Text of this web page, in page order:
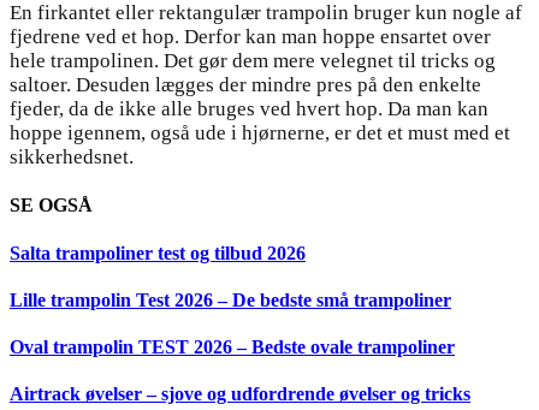
En firkantet eller rektangulær trampolin bruger kun nogle af
fjedrene ved et hop. Derfor kan man hoppe ensartet over
hele trampolinen. Det gør dem mere velegnet til tricks og
saltoer. Desuden lægges der mindre pres på den enkelte
fjeder, da de ikke alle bruges ved hvert hop. Da man kan
hoppe igennem, også ude i hjørnerne, er det et must med et
sikkerhedsnet.
SE OGSÅ
Salta trampoliner test og tilbud 2026
Lille trampolin Test 2026 – De bedste små trampoliner
Oval trampolin TEST 2026 – Bedste ovale trampoliner
Airtrack øvelser – sjove og udfordrende øvelser og tricks